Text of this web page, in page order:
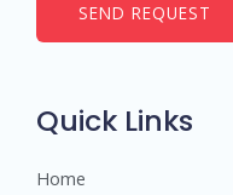
e
SEND REQUEST
Quick Links
Home